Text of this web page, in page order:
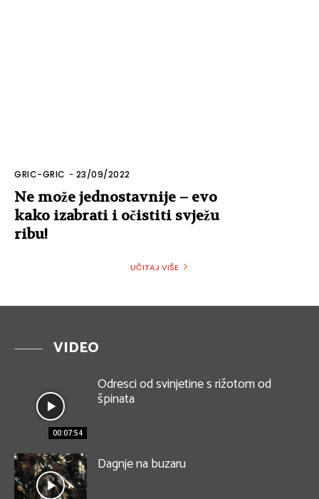
GRIC-GRIC - 23/09/2022
Ne može jednostavnije – evo
kako izabrati i očistiti svježu
ribu!
UČITAJ VIŠE
VIDEO
00:07:54
Odresci od svinjetine s rižotom od
špinata
Dagnje na buzaru